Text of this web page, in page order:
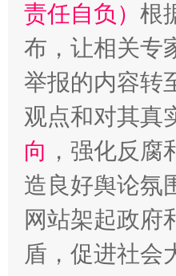
责任自负） 根
布，让相关专
举报的内容转
观点和对其真
向 ，强化反
造良好舆论氛
网站架起政府
盾，促进社会